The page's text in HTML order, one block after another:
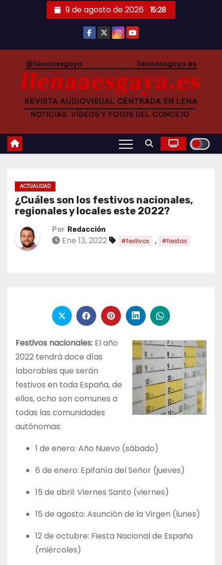
9 de agosto de 2026 15:28
ACTUALIDAD
¿Cuáles son los festivos nacionales,
regionales y locales este 2022?
Por Redacción
Ene 13, 2022 #festivos , #fiestas
Festivos nacionales: El año
2022 tendrá doce días
laborables que serán
festivos en toda España, de
ellos, ocho son comunes a
todas las comunidades
autónomas:
1 de enero: Año Nuevo (sábado)
6 de enero: Epifanía del Señor (jueves)
15 de abril: Viernes Santo (viernes)
15 de agosto: Asunción de la Virgen (lunes)
12 de octubre: Fiesta Nacional de España
(miércoles)